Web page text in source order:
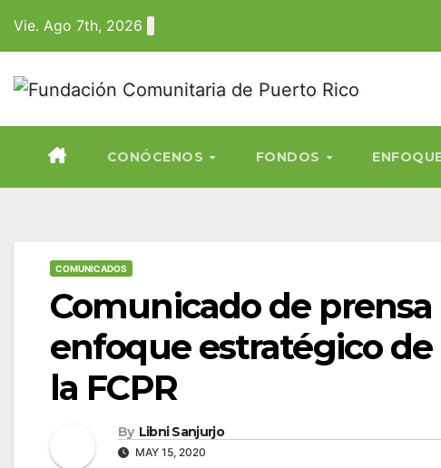
content
Vie. Ago 7th, 2026
CONÓCENOS FONDOS
COMUNICADOS
Comunicado de
enfoque estratégico
la FCPR
By Libni Sanjurjo
MAY 15, 2020